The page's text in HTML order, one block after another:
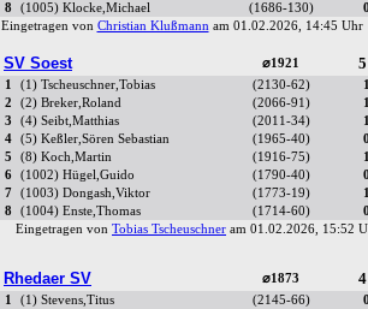
8
(1005) Klocke,Michael (1686-130)
Eingetragen von Christian Klußmannam 01.02.2026, 14:45
SV Soest ⌀1921
1 (1) Tscheuschner,Tobias (2130-62)
2
(2) Breker,Roland (2066-91)
3
(4) Seibt,Matthias (2011-34)
4
(5) Keßler,Sören Sebastian (1965-40)
5
(8) Koch,Martin (1916-75)
6
(1002) Hügel,Guido (1790-40)
7
(1003) Dongash,Viktor (1773-19)
8
(1004) Enste,Thomas (1714-60)
Eingetragen von Tobias Tscheuschner am 01.02.2026, 15:52
Rhedaer SV ⌀1873
1 (1) Stevens,Titus (2145-66)